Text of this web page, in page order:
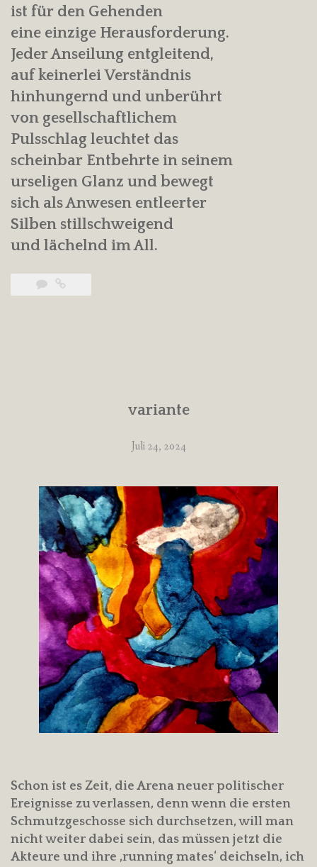
ist für den Gehenden
eine einzige Herausforderung.
Jeder Anseilung entgleitend,
auf keinerlei Verständnis
hinhungernd und unberührt
von gesellschaftlichem
Pulsschlag leuchtet das
scheinbar Entbehrte in seinem
urseligen Glanz und bewegt
sich als Anwesen entleerter
Silben stillschweigend
und lächelnd im All.
variante
Juli 24, 2024
Schon ist es Zeit, die Arena neuer politischer
Ereignisse zu verlassen, denn wenn die ersten
Schmutzgeschosse sich durchsetzen, will man
nicht weiter dabei sein, das müssen jetzt die
Akteure und ihre ‚running mates‘ deichseln, ich